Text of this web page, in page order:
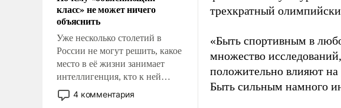
класс» не может ничего
объяснить
Уже несколько столетий в
России не могут решить, какое
место в её жизни занимает
интеллигенция, кто к ней
принадлежит, а кого из неё
исключили с правом
4 комментария
трехкратный
«Быть спортивным в
множество
положительно влияют на
Быть сильным намного